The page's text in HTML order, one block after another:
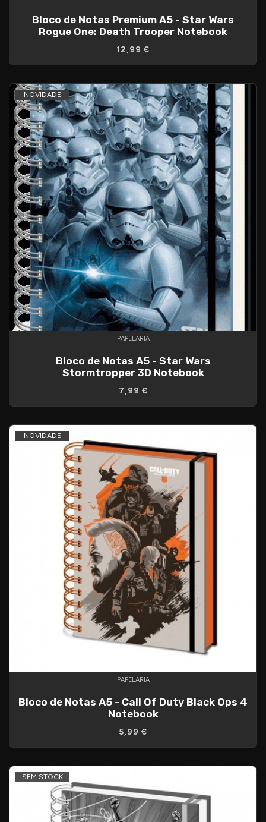
Bloco de Notas Premium A5 - Star Wars
Rogue One: Death Trooper Notebook
12,99 €
NOVIDADE
PAPELARIA
Bloco de Notas A5 - Star Wars
Stormtropper 3D Notebook
7,99 €
NOVIDADE
PAPELARIA
Bloco de Notas A5 - Call Of Duty Black Ops 4
Notebook
5,99 €
SEM STOCK